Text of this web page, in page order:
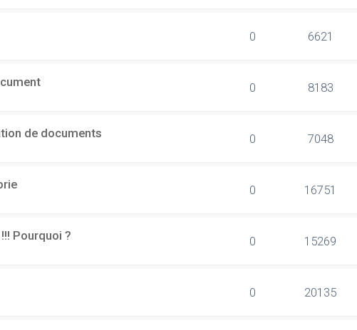
0 6621
0 8183
de documents 0 7048
0 16751
Pourquoi ? 0 15269
0 20135